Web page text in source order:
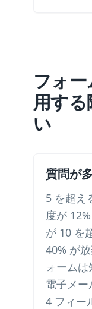
フォ
用す
い
質問が
5 を超え
度が
が 10 を
40% が
ォームは
電子メー
4 フィー